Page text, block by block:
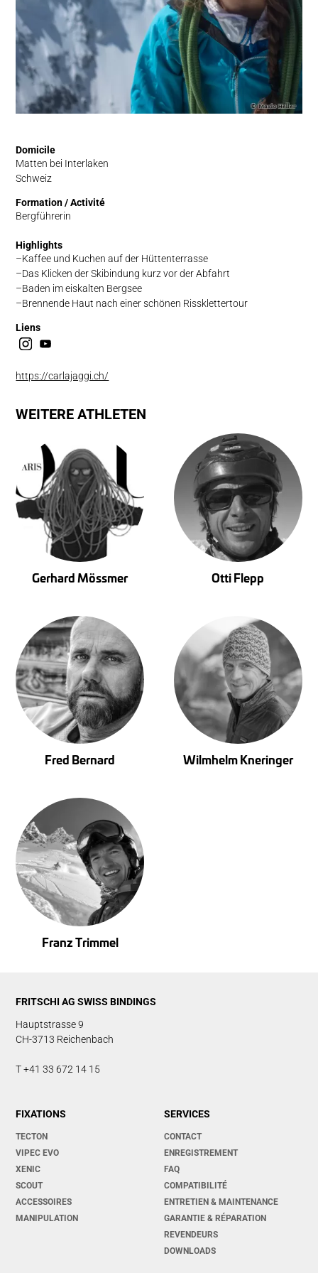
Domicile
Matten bei Interlaken
Schweiz
Formation / Activité
Bergführerin
Highlights
Kaffee und Kuchen auf der Hüttenterrasse
Das Klicken der Skibindung kurz vor der Abfahrt
Baden im eiskalten Bergsee
Brennende Haut nach einer schönen Rissklettertour
Liens
https://carlajaggi.ch/
WEITERE ATHLETEN
Gerhard Mössmer Otti Flepp
Fred Bernard Wilmhelm Kneringer
Franz Trimmel
FRITSCHI AG SWISS BINDINGS
Hauptstrasse 9
CH-3713 Reichenbach
T +41 33 672 14 15
FIXATIONS
TECTON
VIPEC EVO
XENIC
SCOUT
ACCESSOIRES
MANIPULATION
SERVICES
CONTACT
ENREGISTREMENT
FAQ
COMPATIBILITÉ
ENTRETIEN & MAINTENANCE
GARANTIE & RÉPARATION
REVENDEURS
DOWNLOADS